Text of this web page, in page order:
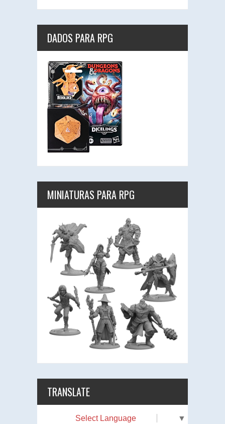
DADOS PARA RPG
MINIATURAS PARA RPG
TRANSLATE
Select Language ▼